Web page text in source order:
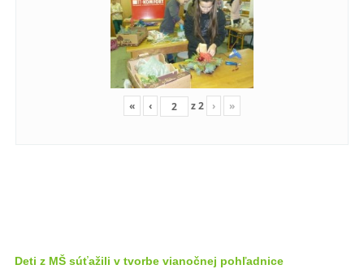
« ‹ z2 › »
Deti z MŠ súťažili v tvorbe vianočnej pohľadnice